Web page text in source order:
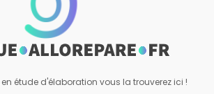
étude d'élaboration vous la trouverez ici !